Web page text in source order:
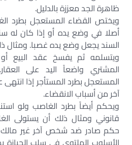
ظاهرة الجد معززة بالدليل.
ويختص القضاء المستعجل بطرد
أصلا في وضع يده أو إذا كان له
السند يجعل وضع يده غصبا.
ويتسلمه ثم يفسخ عقد البيع
المشتري واضعاً اليد على
المستعجل بطرد المستأجر إذا
آخر من أسباب الانقضاء.
ويحكم أيضاً بطرد الغاصب ولو
قانوني ومثال ذلك أن يستولى
حكم صادر ضد شخص آخر غير مالك